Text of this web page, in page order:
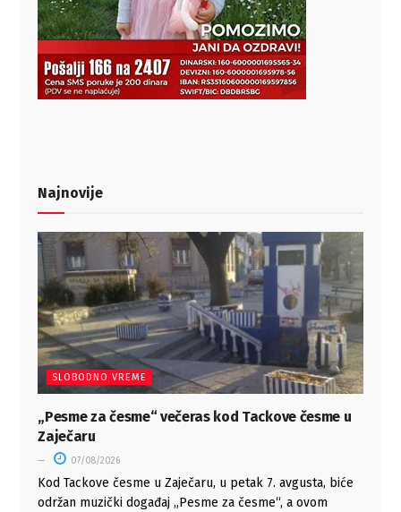
Najnovije
SLOBODNO VREME
„Pesme za česme“ večeras kod Tackove česme u
Zaječaru
07/08/2026
Kod Tackove česme u Zaječaru, u petak 7. avgusta, biće
održan muzički događaj „Pesme za česme“, a ovom